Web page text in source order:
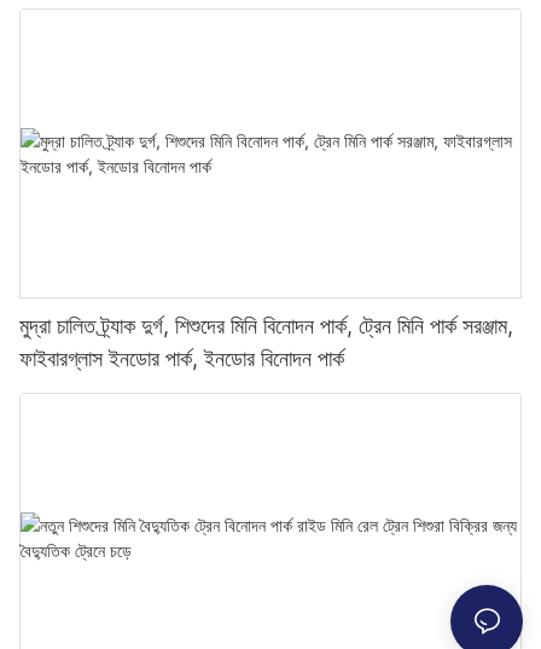
মুদ্রা চালিত ট্র্যাক দুর্গ, শিশুদের মিনি বিনোদন পার্ক, ট্রেন মিনি পার্ক সরঞ্জাম,
ফাইবারগ্লাস ইনডোর পার্ক, ইনডোর বিনোদন পার্ক